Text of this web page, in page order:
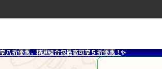
八折優惠，精選組合包最高可享 5 折優惠！✨